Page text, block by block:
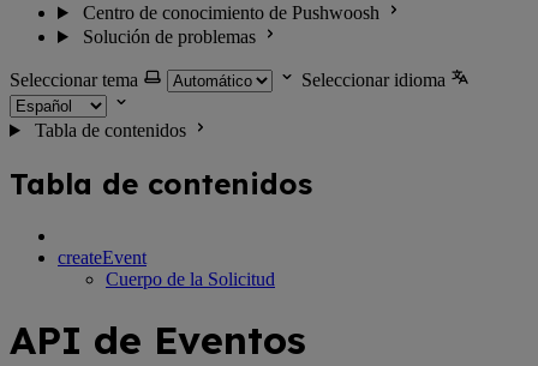
Centro de conocimiento de Pushwoosh
Solución de problemas
Seleccionar tema Seleccionar idioma
Tabla de contenidos
Tabla de contenidos
createEvent
Cuerpo de la Solicitud
API de Eventos